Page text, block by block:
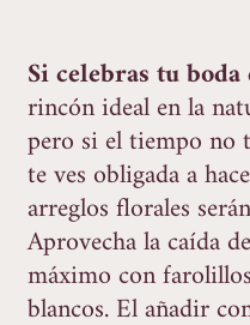
Si celebras tu
rincón ideal en la
pero si el tiempo no
te ves obligada a
arreglos florales
Aprovecha la caída
máximo con
blancos. El añadir